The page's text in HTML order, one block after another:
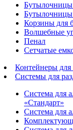
Бутылочницы
Бутылочницы
Корзины для
Волшебные
Пенал
Cетчатые
Контейнеры для
Системы для
Система для
«Стандарт»
Система для